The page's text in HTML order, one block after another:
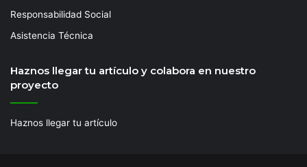
Responsabilidad Social
Asistencia Técnica
Haznos llegar tu artículo y colabora en nuestro
proyecto
Haznos llegar tu artículo